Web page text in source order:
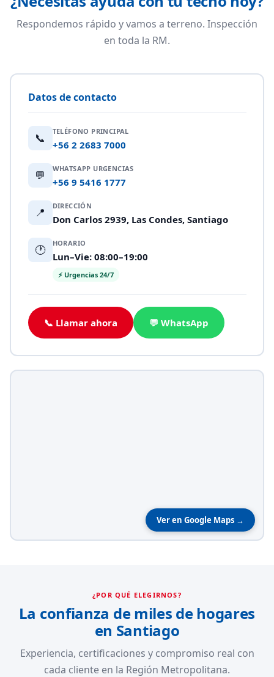
Respondemos rápido y vamos a terreno. Inspección
en toda la RM.
Datos de contacto
📞 TELÉFONO PRINCIPAL
+56 2 2683 7000
💬 WHATSAPP URGENCIAS
+56 9 5416 1777
📍 DIRECCIÓN
Don Carlos 2939, Las Condes, Santiago
🕐 HORARIO
Lun–Vie: 08:00–19:00
⚡ Urgencias 24/7
📞 Llamar ahora 💬 WhatsApp
Ver en Google Maps →
¿POR QUÉ ELEGIRNOS?
La confianza de miles de hogares
en Santiago
Experiencia, certificaciones y compromiso real con
cada cliente en la Región Metropolitana.